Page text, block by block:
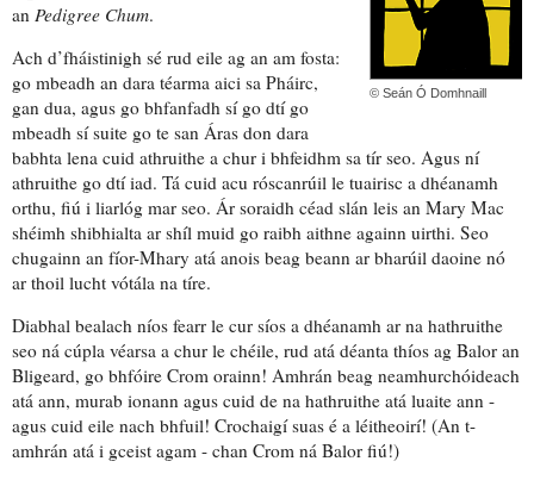
© Seán Ó Domhnaill
an Pedigree Chum.
Ach d’fháistinigh sé rud eile ag an am fosta:
go mbeadh an dara téarma aici sa Pháirc,
gan dua, agus go bhfanfadh sí go dtí go
mbeadh sí suite go te san Áras don dara
babhta lena cuid athruithe a chur i bhfeidhm sa tír seo. Agus ní
athruithe go dtí iad. Tá cuid acu róscanrúil le tuairisc a dhéanamh
orthu, fiú i liarlóg mar seo. Ár soraidh céad slán leis an Mary Mac
shéimh shibhialta ar shíl muid go raibh aithne againn uirthi. Seo
chugainn an fíor-Mhary atá anois beag beann ar bharúil daoine nó
ar thoil lucht vótála na tíre.
Diabhal bealach níos fearr le cur síos a dhéanamh ar na hathruithe
seo ná cúpla véarsa a chur le chéile, rud atá déanta thíos ag Balor an
Bligeard, go bhfóire Crom orainn! Amhrán beag neamhurchóideach
atá ann, murab ionann agus cuid de na hathruithe atá luaite ann -
agus cuid eile nach bhfuil! Crochaigí suas é a léitheoirí! (An t-
amhrán atá i gceist agam - chan Crom ná Balor fiú!)